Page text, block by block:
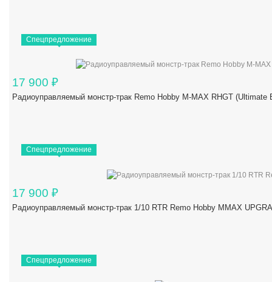
Спецпредложение
17 900 ₽
Радиоуправляемый монстр-трак Remo Hobby M-MAX RHGT
Спецпредложение
17 900 ₽
Радиоуправляемый монстр-трак 1/10 RTR Remo Hobby MMAX
Спецпредложение